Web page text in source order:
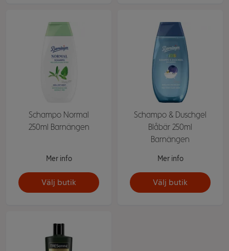
Schampo Normal
250ml Barnängen
Mer info
Välj butik
Schampo & Duschgel
Blåbär 250ml
Barnängen
Mer info
Välj butik